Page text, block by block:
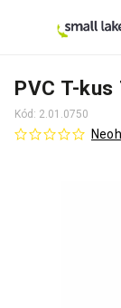
PVC T-kus
Kód: 2.01.0750